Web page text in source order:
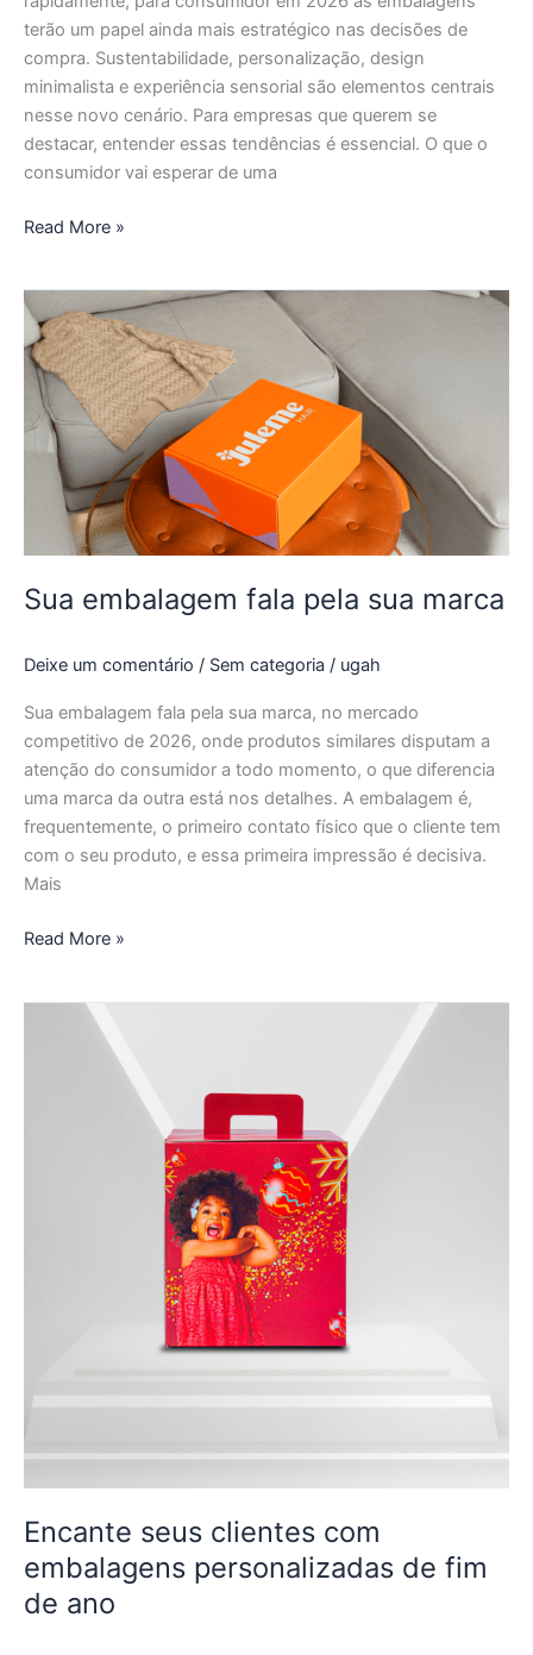
terão um papel ainda mais estratégico nas decisões de
compra. Sustentabilidade, personalização, design
minimalista e experiência sensorial são elementos centrais
nesse novo cenário. Para empresas que querem se
destacar, entender essas tendências é essencial. O que o
consumidor vai esperar de uma
Read More »
Sua embalagem fala pela sua marca
Deixe um comentário / Sem categoria / ugah
Sua embalagem fala pela sua marca, no mercado
competitivo de 2026, onde produtos similares disputam a
atenção do consumidor a todo momento, o que diferencia
uma marca da outra está nos detalhes. A embalagem é,
frequentemente, o primeiro contato físico que o cliente tem
com o seu produto, e essa primeira impressão é decisiva.
Mais
Sua
embalagem
fala
pela
sua
marca
Read More »
Encante seus clientes com
embalagens personalizadas de fim
de ano